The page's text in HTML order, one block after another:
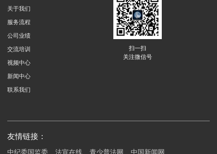
关于我们
服务流程
公司业绩
交流培训
视频中心
新闻中心
联系我们
扫一扫
关注微信号
友情链接：
中纪委国监委 法宣在线 青少普法网
中国新闻网